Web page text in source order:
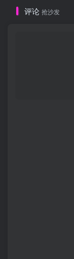
评论 抢沙发